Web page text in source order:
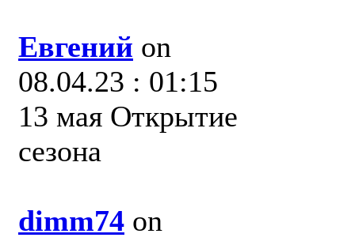
Евгений on
08.04.23 : 01:15
13 мая Открытие
сезона
dimm74 on